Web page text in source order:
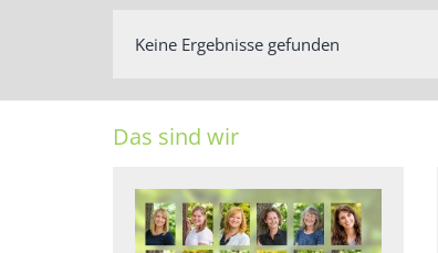
Keine Ergebnisse gefunden
Das sind wir